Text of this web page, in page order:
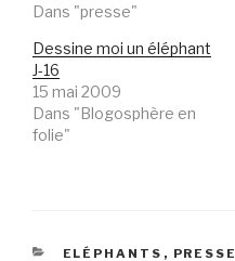
Dans "presse"
Dessine moi un éléphant
J-16
15 mai 2009
Dans "Blogosphère en
folie"
CATÉGORIES
ELÉPHANTS , PRESSE